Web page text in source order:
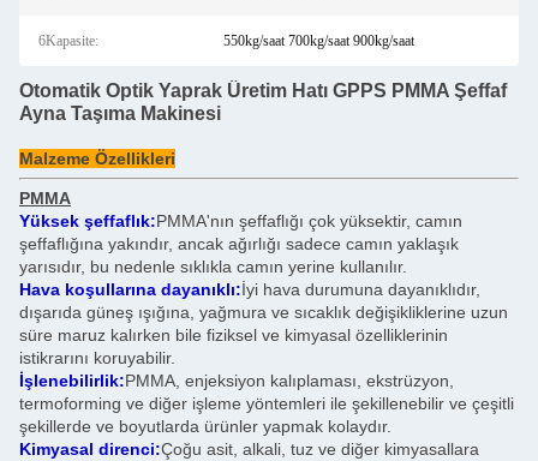
6Kapasite: 550kg/saat 700kg/saat 900kg/saat
Otomatik Optik Yaprak Üretim Hatı GPPS PMMA Şeffaf
Ayna Taşıma Makinesi
Malzeme Özellikleri
PMMA
Yüksek şeffaflık:PMMA'nın şeffaflığı çok yüksektir, camın
şeffaflığına yakındır, ancak ağırlığı sadece camın yaklaşık
yarısıdır, bu nedenle sıklıkla camın yerine kullanılır.
Hava koşullarına dayanıklı:İyi hava durumuna dayanıklıdır,
dışarıda güneş ışığına, yağmura ve sıcaklık değişikliklerine uzun
süre maruz kalırken bile fiziksel ve kimyasal özelliklerinin
istikrarını koruyabilir.
İşlenebilirlik:PMMA, enjeksiyon kalıplaması, ekstrüzyon,
termoforming ve diğer işleme yöntemleri ile şekillenebilir ve çeşitli
şekillerde ve boyutlarda ürünler yapmak kolaydır.
Kimyasal direnci:Çoğu asit, alkali, tuz ve diğer kimyasallara